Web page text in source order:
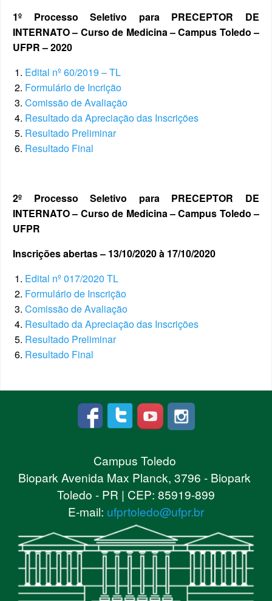
1º Processo Seletivo para PRECEPTOR DE
INTERNATO – Curso de Medicina – Campus Toledo –
UFPR – 2020
Edital nº 60/2019 – TL
Formulário de Incrição
Comissão de Avaliação
Resultado da Apreciação das Inscrições
Resultado Preliminar
Resultado Final
2º Processo Seletivo para PRECEPTOR DE
INTERNATO – Curso de Medicina – Campus Toledo –
UFPR
Inscrições abertas – 13/10/2020 à 17/10/2020
Edital nº 017/2020 TL
Formulário de Inscrição
Comissão de Avaliação
Resultado da Apreciação das Inscrições
Resultado Preliminar
Resultado Final
Campus Toledo
Biopark Avenida Max Planck, 3796 - Biopark
Toledo - PR | CEP: 85919-899
E-mail: ufprtoledo@ufpr.br